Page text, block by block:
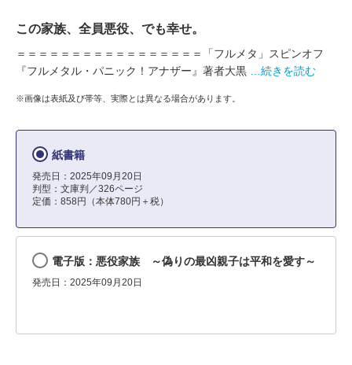
この家族、全員悪役、でも幸せ。
＝＝＝＝＝＝＝＝＝＝＝＝＝＝＝＝＝「フルメタ」スピンオフ
『フルメタル・パニック！アナザー』著者大黒
…続きを読む
※画像は表紙及び帯等、実際とは異なる場合があります。
紙書籍
発売日：2025年09月20日
判型：文庫判／326ページ
定価：858円（本体780円＋税）
電子版：悪役家族 ～偽りの最凶親子は平和を愛す～
発売日：2025年09月20日